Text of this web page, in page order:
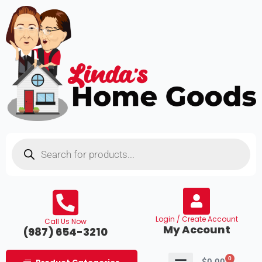
content
Call Us Now
(987) 654-3210
Login / Create Account
My Account
0